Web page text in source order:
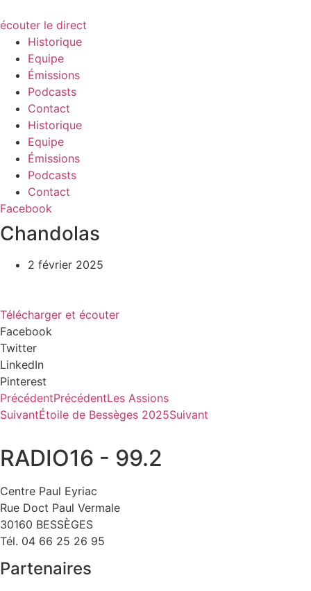
écouter le direct
Historique
Equipe
Émissions
Podcasts
Contact
Historique
Equipe
Émissions
Podcasts
Contact
Facebook
Chandolas
2 février 2025
Télécharger et écouter
Facebook
Twitter
LinkedIn
Pinterest
PrécédentPrécédentLes Assions
SuivantÉtoile de Bessèges 2025Suivant
RADIO16 - 99.2
Centre Paul Eyriac
Rue Doct Paul Vermale
30160 BESSÈGES
Tél. 04 66 25 26 95
Partenaires